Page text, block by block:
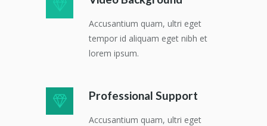
Accusantium quam, ultri eget
tempor id aliquam eget nibh et
lorem ipsum.
Professional Support
Accusantium quam, ultri eget